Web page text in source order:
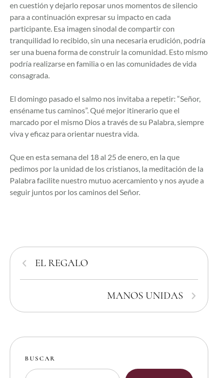
en cuestión y dejarlo reposar unos momentos de silencio
para a continuación expresar su impacto en cada
participante. Esa imagen sinodal de compartir con
tranquilidad lo recibido, sin una necesaria erudición, podría
ser una buena forma de construir la comunidad. Esto mismo
podría realizarse en familia o en las comunidades de vida
consagrada.
El domingo pasado el salmo nos invitaba a repetir: “Señor,
enséname tus caminos”. Qué mejor itinerario que el
marcado por el mismo Dios a través de su Palabra, siempre
viva y eficaz para orientar nuestra vida.
Que en esta semana del 18 al 25 de enero, en la que
pedimos por la unidad de los cristianos, la meditación de la
Palabra facilite nuestro mutuo acercamiento y nos ayude a
seguir juntos por los caminos del Señor.
EL REGALO
MANOS UNIDAS
BUSCAR